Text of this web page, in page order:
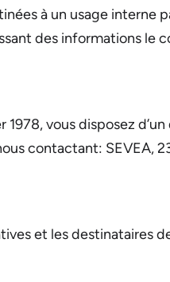
à un usage interne
des informations le
vous disposez
contactant: SEVEA,
et les destinataires